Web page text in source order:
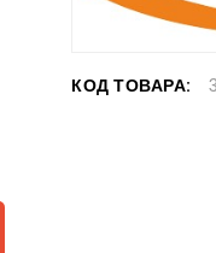
КОД ТОВАРА: